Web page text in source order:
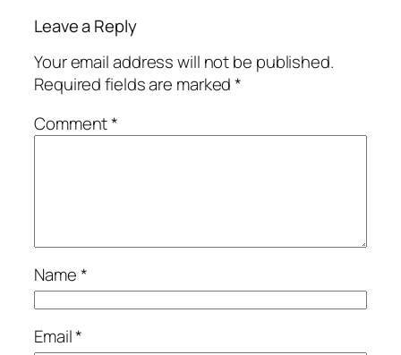
Leave a Reply
Your email address will not be published.
Required fields are marked*
Comment*
Name*
Email*